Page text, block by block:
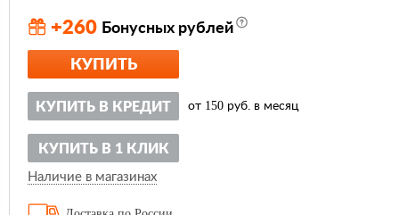
+260 Бонусных рублей
КУПИТЬ
КУПИТЬ В КРЕДИТ от 150 руб. в месяц
КУПИТЬ В 1 КЛИК
Наличие в магазинах